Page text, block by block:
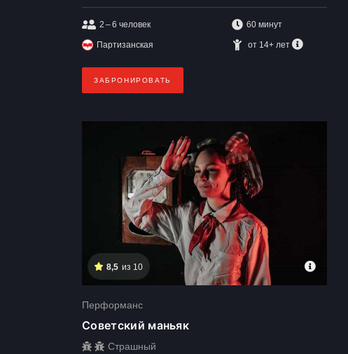
2 – 6 человек 60 минут
Партизанская от 14+ лет
ЗАБРОНИРОВАТЬ
8,5 из 10
Перформанс
Советский маньяк
Страшный